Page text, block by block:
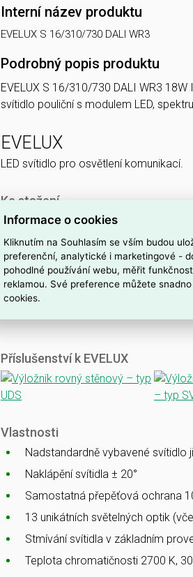
Interní název produktu
EVELUX S 16/310/730 DALI WR3
Podrobný popis produktu
EVELUX S 16/310/730 DALI WR3 18W
svítidlo pouliční s modulem LED,
EVELUX
LED svítidlo pro osvětlení komunikací.
Ke stažení
Katalogový list
CE
ENEC
CB
EMC
Ballproof
Příslušenství k EVELUX
Vlastnosti
Nadstandardně vybavené svítidlo
Naklápění svítidla ± 20°
Samostatná přepěťová ochrana
13 unikátních světelných optik
Stmívání svítidla v základním
Teplota chromatičnosti 2700 K,
Informace o cookies
Kliknutím na Souhlasím se vším budou
preferenční, analytické i marketingové -
pohodlné používání webu, měřit
reklamou. Své preference můžete
cookies.